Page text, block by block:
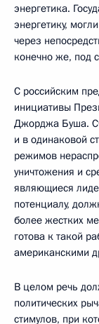
энергетика.
энергетику,
через
конечно же, под
С российским
инициативы
Джорджа Буша.
и в одинаковой
режимов
уничтожения и
являющиеся
потенциалу,
более жестких
готова к такой
американскими
В целом речь
политических
стимулов, при